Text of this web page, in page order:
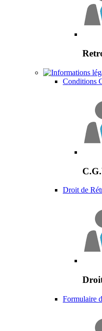
Conditions
Droit de
Formulaire